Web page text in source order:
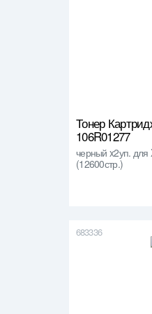
Тонер
106R01277
черный x2уп. для
(12600стр.)
683336